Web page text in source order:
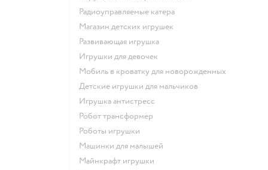
Радиоуправляемые катера
Магазин детских игрушек
Развивающая игрушка
Игрушки для девочек
Мобиль в кроватку для новорожденных
Детские игрушки для мальчиков
Игрушка антистресс
Робот трансформер
Роботы игрушки
Машинки для малышей
Майнкрафт игрушки